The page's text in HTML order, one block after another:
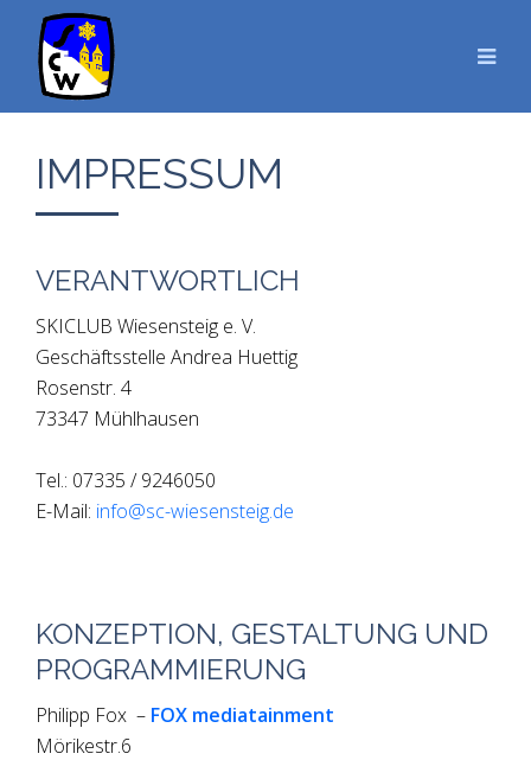
IMPRESSUM
VERANTWORTLICH
SKICLUB Wiesensteig e. V.
Geschäftsstelle Andrea Huettig
Rosenstr. 4
73347 Mühlhausen
Tel.: 07335 / 9246050
E-Mail: info@sc-wiesensteig.de
KONZEPTION, GESTALTUNG UND
PROGRAMMIERUNG
Philipp Fox – FOX mediatainment
Mörikestr.6